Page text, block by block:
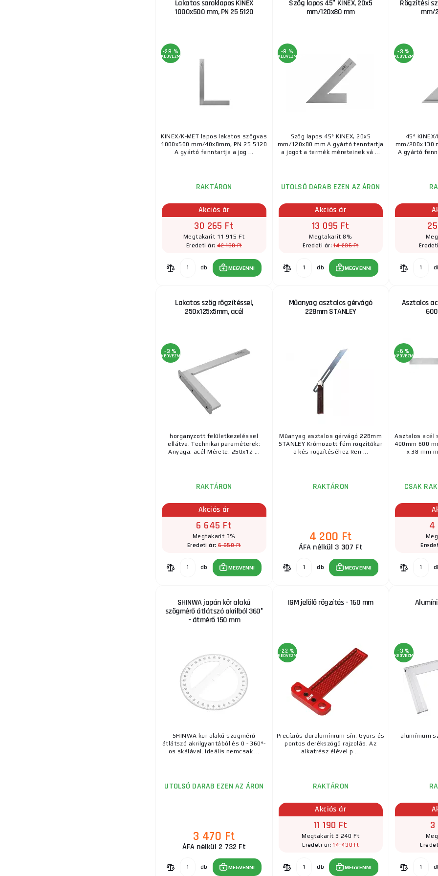
SOLA - SWA 1000 - lakatos derékszögű
Rendkívül robusztus acél szögvas széles ütközővel
13.
Multifunkciós szög, 300mm, fém
Műszaki paraméterek : 300mm, fém Márka : EXTOL
paraméterek : anyagkombináció rozsdamentes acél/
Műanyag asztalos gérvágó 228mm STANLEY
Szögasztalos 3D többcélú Fortum,
16.
átmérő 150 mm
SHINWA kör alakú szögmérő átlátszó akrilgyantából
skálával. Ideális nemcsak iskolai eszköznek, hanem
17.
GEKO asztalos derékszögű
Erős és tartós alumínium ács derékszög.
Lakatos saroklapos KINEX
1000x500 mm, PN 25 5120
-28 %
KEDVEZMÉNY
KINEX/K-MET lapos lakatos szögvas
1000x500 mm/40x8mm, PN 25 5120
A gyártó fenntartja a jog ...
RAKTÁRON
Akciós ár
30 265 Ft
Megtakarít 11 915 Ft
Eredeti ár: 42 180 Ft
db MEGVENNI
Szög lapos 45° KINEX, 20x5
mm/120x80 mm
-8 %
KEDVEZMÉNY
Szög lapos 45° KINEX, 20x5
mm/120x80 mm A gyártó fenntartja
a jogot a termék méreteinek vá ...
UTOLSÓ DARAB EZEN AZ ÁRON
Akciós ár
13 095 Ft
Megtakarít 8%
Eredeti ár:14 235 Ft
db MEGVENNI
Rögzítési
mm/
-3 %
KEDVEZMÉNY
45°
mm/200x130
A gyártó
Lakatos szög rögzítéssel,
250x125x5mm, acél
-3 %
KEDVEZMÉNY
horganyzott felületkezeléssel
ellátva. Technikai paraméterek:
Anyaga: acél Mérete: 250x12 ...
RAKTÁRON
Akciós ár
6 645 Ft
Megtakarít 3%
Eredeti ár:6 850 Ft
db MEGVENNI
Műanyag asztalos gérvágó
228mm STANLEY
Műanyag asztalos gérvágó 228mm
STANLEY Krómozott fém rögzítőkar
a kés rögzítéséhez Ren ...
RAKTÁRON
4 200 Ft
ÁFA nélkül 3 307 Ft
db MEGVENNI
Asztalos
-6 %
KEDVEZMÉNY
Asztalos acél
400mm 600
x 38 mm
CSAK
4
SHINWA japán kör alakú
szögmérő átlátszó akrilból 360°
- átmérő 150 mm
SHINWA kör alakú szögmérő
átlátszó akrilgyantából és 0 - 360°-
os skálával. Ideális nemcsak ...
UTOLSÓ DARAB EZEN AZ ÁRON
3 470 Ft
ÁFA nélkül 2 732 Ft
db MEGVENNI
IGM jelölő rögzítés - 160 mm
-22 %
KEDVEZMÉNY
Precíziós duralumínium sín. Gyors és
pontos derékszögű rajzolás. Az
alkatrész élével p ...
RAKTÁRON
Akciós ár
11 190 Ft
Megtakarít 3 240 Ft
Eredeti ár:14 430 Ft
db MEGVENNI
-3 %
KEDVEZMÉNY
alumínium
3